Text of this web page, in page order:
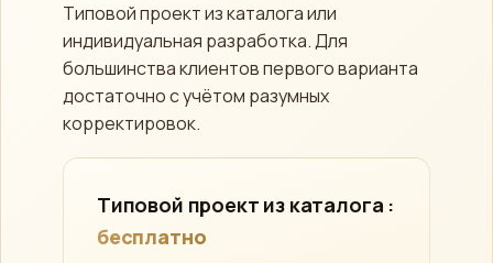
Типовой проект из каталога или
индивидуальная разработка. Для
большинства клиентов первого варианта
достаточно с учётом разумных
корректировок.
Типовой проект из каталога :
бесплатно